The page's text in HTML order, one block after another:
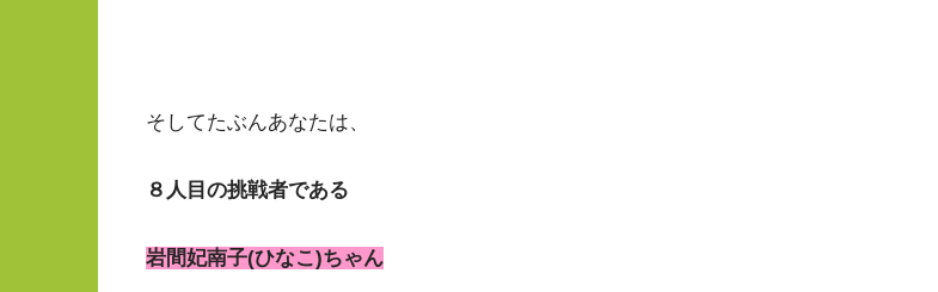
そしてたぶんあなたは、
８人目の挑戦者である
岩間妃南子(ひなこ)ちゃん